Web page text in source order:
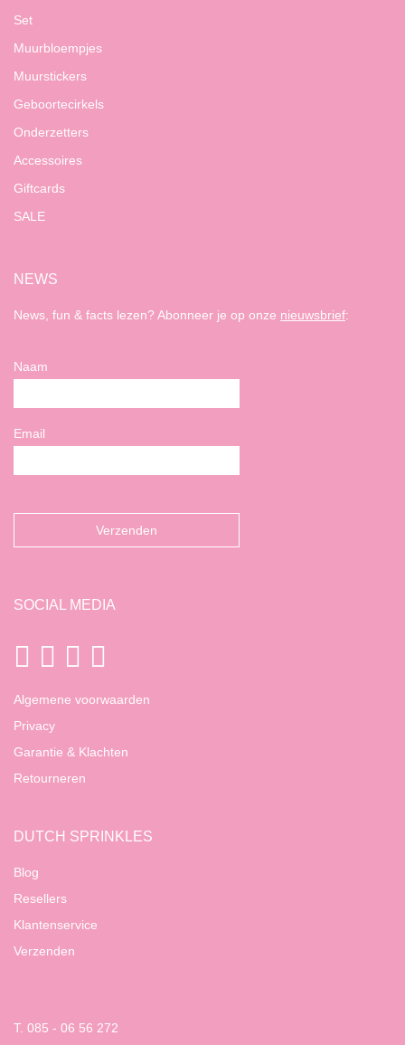
Set
Muurbloempjes
Muurstickers
Geboortecirkels
Onderzetters
Accessoires
Giftcards
SALE
NEWS
News, fun & facts lezen? Abonneer je op onze nieuwsbrief:
Naam
Email
SOCIAL MEDIA
Algemene voorwaarden
Privacy
Garantie & Klachten
Retourneren
DUTCH SPRINKLES
Blog
Resellers
Klantenservice
Verzenden
T. 085 - 06 56 272